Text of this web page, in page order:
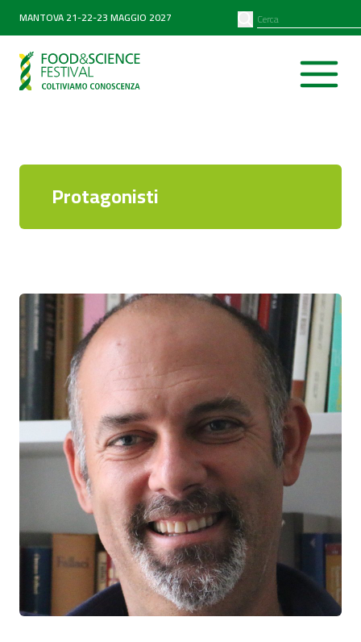
MANTOVA 21-22-23 MAGGIO 2027
Protagonisti
PARTNER
Diventa partner
SEARCH